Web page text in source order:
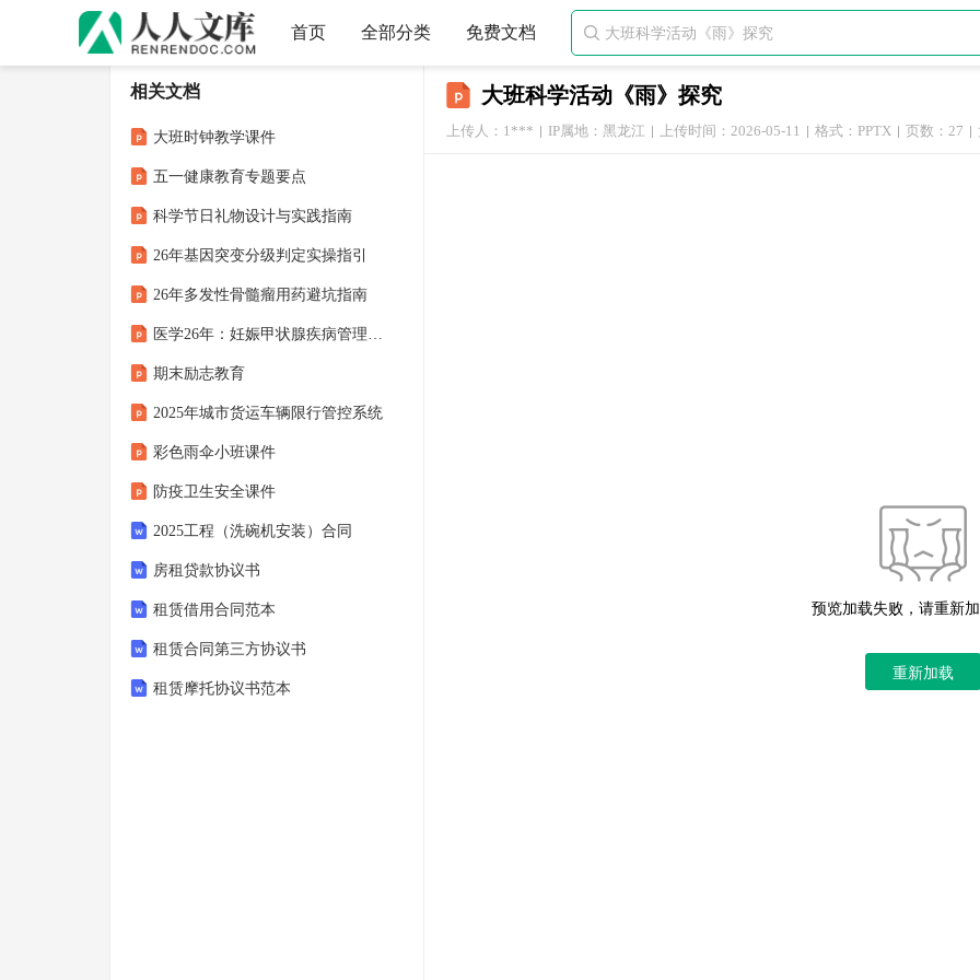
首页 全部分类 免费文档 
大班科学活动《雨》探究
上传人：1*** IP属地：黑龙江 上传时间：2026-05-11 格式：PPTX 页数：27
预览加载失败，请重新
重新加载
相关文档
大班时钟教学课件
五一健康教育专题要点
科学节日礼物设计与实践指南
26年基因突变分级判定实操指引
26年多发性骨髓瘤用药避坑指南
医学26年：妊娠甲状腺疾病管理 查房课件
期末励志教育
2025年城市货运车辆限行管控系统
彩色雨伞小班课件
防疫卫生安全课件
2025工程（洗碗机安装）合同
房租贷款协议书
租赁借用合同范本
租赁合同第三方协议书
租赁摩托协议书范本